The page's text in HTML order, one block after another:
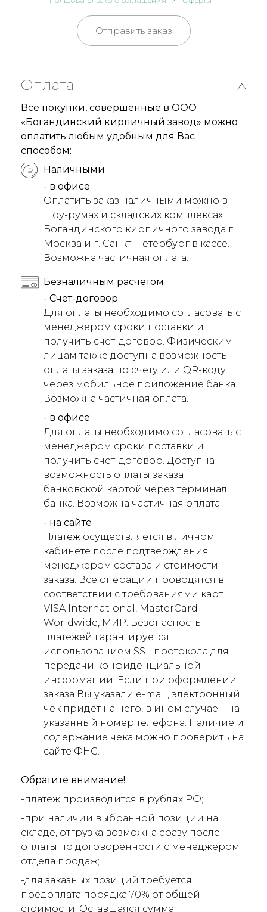
Отправить заказ
Оплата
Все покупки, совершенные в ООО
«Богандинский кирпичный завод» можно
оплатить любым удобным для Вас
способом:
Наличными
- в офисе
Оплатить заказ наличными можно в
шоу-румах и складских комплексах
Богандинского кирпичного завода г.
Москва и г. Санкт-Петербург в кассе.
Возможна частичная оплата.
Безналичным расчетом
- Счет-договор
Для оплаты необходимо согласовать с
менеджером сроки поставки и
получить счет-договор. Физическим
лицам также доступна возможность
оплаты заказа по счету или QR-коду
через мобильное приложение банка.
Возможна частичная оплата.
- в офисе
Для оплаты необходимо согласовать с
менеджером сроки поставки и
получить счет-договор. Доступна
возможность оплаты заказа
банковской картой через терминал
банка. Возможна частичная оплата.
- на сайте
Платеж осуществляется в личном
кабинете после подтверждения
менеджером состава и стоимости
заказа. Все операции проводятся в
соответствии с требованиями карт
VISA International, MasterCard
Worldwide, МИР. Безопасность
платежей гарантируется
использованием SSL протокола для
передачи конфиденциальной
информации. Если при оформлении
заказа Вы указали e-mail, электронный
чек придет на него, в ином случае – на
указанный номер телефона. Наличие и
содержание чека можно проверить на
сайте ФНС.
Обратите внимание!
-платеж производится в рублях РФ;
-при наличии выбранной позиции на
складе, отгрузка возможна сразу после
оплаты по договоренности с менеджером
отдела продаж;
-для заказных позиций требуется
предоплата порядка 70% от общей
стоимости. Оставшаяся сумма